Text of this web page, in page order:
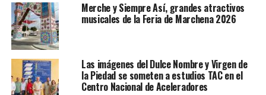
Merche y Siempre Así, grandes atractivos
musicales de la Feria de Marchena 2026
Las imágenes del Dulce Nombre y Virgen de
la Piedad se someten a estudios TAC en el
Centro Nacional de Aceleradores